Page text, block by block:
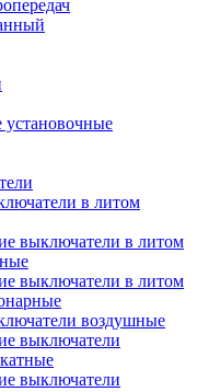
в литом
выключатели в литом
выключатели в литом
воздушные
выключатели
выключатели